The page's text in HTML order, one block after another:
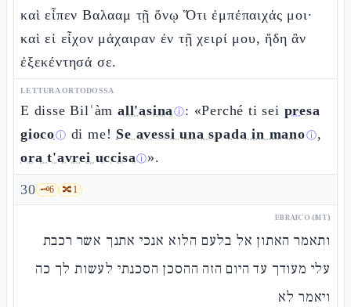
καὶ εἶπεν Βαλααμ τῇ ὄνῳ Ὅτι ἐμπέπαιχάς μοι·
καὶ εἰ εἶχον μάχαιραν ἐν τῇ χειρί μου, ἤδη ἂν
ἐξεκέντησά σε.
LETTURA ORTODOSSA
E disse Bilʿàm all'asinaⓘ: «Perché ti sei presa
giocoⓘ di me! Se avessi una spada in manoⓘ,
ora t'avrei uccisaⓘ».
30 🗝️6 🔀1
EBRAICO (MT)
ותאמר האתון אל בלעם הלוא אנכי אתנך אשר רכבת
עלי מעודך עד היום הזה ההסכן הסכנתי לעשות לך כה
ויאמר לא